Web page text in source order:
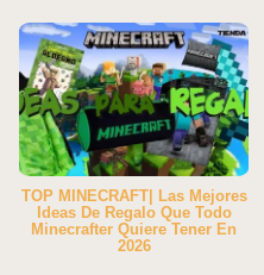
TOP MINECRAFT| Las Mejores
Ideas De Regalo Que Todo
Minecrafter Quiere Tener En
2026